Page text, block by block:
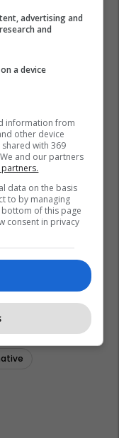
advertising and
and
a device
information from
other device
with 369
and our partners
data on the basis
to by managing
of this page
consent in privacy